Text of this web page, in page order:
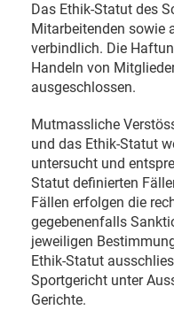
Das Ethik-Statut des
Mitarbeitenden sowie
verbindlich. Die
Handeln von
ausgeschlossen.
Mutmassliche
und das Ethik-Statut
untersucht und
Statut definierten
Fällen erfolgen die
gegebenenfalls
jeweiligen
Ethik-Statut
Sportgericht unter
Gerichte.